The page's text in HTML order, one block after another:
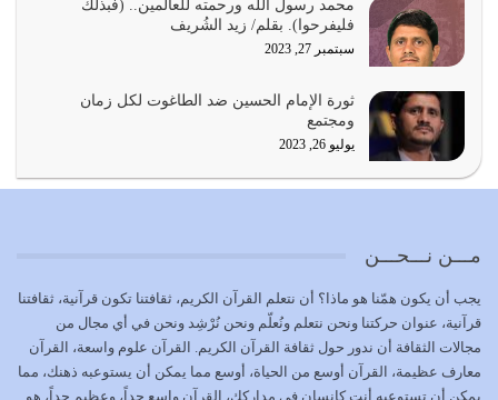
يشاء ويذل من يشاء
يوليو 21, 2026
كل زمان…
يوليو 19, 2026
الوظيفة عبارة عن مسؤولية يجب النهوض بها كما ينبغي لكي
وَالْمُنْفِقِينَ…
يوليو 17, 2026
الاعتصام بحبل الله أمر إلهي للمؤمنين وهو بمثابة سبب بينهم
محمد رسول الله ورحمته للعالمين.. (فبذلك
فليفرحوا). بقلم/ زيد الشُريف
سبتمبر 27, 2023
ثورة الإمام الحسين ضد الطاغوت لكل زمان
ومجتمع
يوليو 26, 2023
مـــن نـــحـــن
يجب أن يكون همّنا هو ماذا؟ أن نتعلم القرآن الكريم، ثقافتنا تكون قرآنية، ثقافتنا
قرآنية، عنوان حركتنا ونحن نتعلم ونُعلّم ونحن نُرْشِد ونحن في أي مجال من
مجالات الثقافة أن ندور حول ثقافة القرآن الكريم. القرآن علوم واسعة، القرآن
معارف عظيمة، القرآن أوسع من الحياة، أوسع مما يمكن أن يستوعبه ذهنك، مما
يمكن أن تستوعبه أنت كإنسان في مداركك، القرآن واسع جداً، وعظيم جداً، هو